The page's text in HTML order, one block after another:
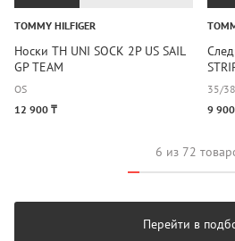
TOMMY HILFIGER
Носки TH UNI SOCK 2P US SAIL
GP TEAM
OS
12 900 ₸
35/38
9
6 из 72
Перейти в